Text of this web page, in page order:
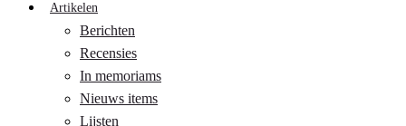
Artikelen
Berichten
Recensies
In memoriams
Nieuws items
Lijsten